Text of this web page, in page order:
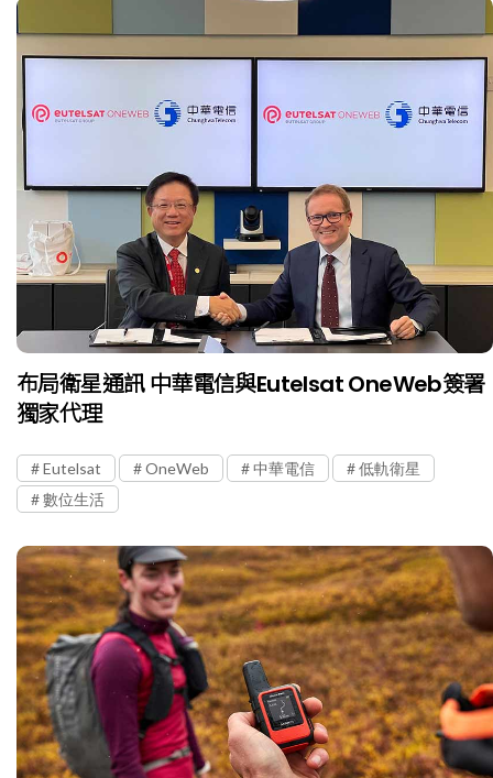
布局衛星通訊 中華電信與Eutelsat OneWeb簽署
獨家代理
Eutelsat OneWeb 中華電信
低軌衛星
數位生活